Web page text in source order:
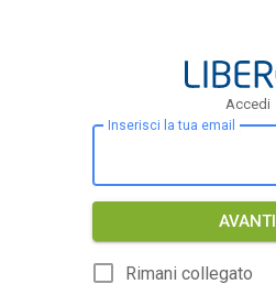
Accedi
Inserisci la tua email
AVANTI
Rimani collegato